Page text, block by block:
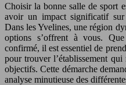
Choisir la bonne salle de sport
avoir un impact significatif
Dans les Yvelines, une région
options s’offrent à vous.
confirmé, il est essentiel de
pour trouver l’établissement
objectifs. Cette démarche
analyse minutieuse des